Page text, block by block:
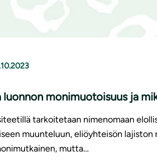
luonnon monimuotoisuus ja
tarkoitetaan nimenomaan
muunteluun, eliöyhteisön
mutta…